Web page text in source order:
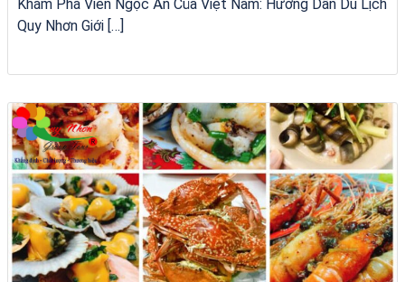
Khám Phá Viên Ngọc Ẩn Của Việt Nam: Hướng Dẫn Du Lịch
Quy Nhơn Giới […]
Tour Sóc Trăng Phú Yên